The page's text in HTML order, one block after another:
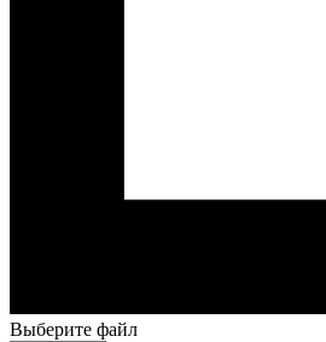
Выберите файл